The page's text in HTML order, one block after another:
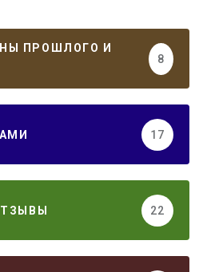
ПРОШЛОГО И
8
17
22